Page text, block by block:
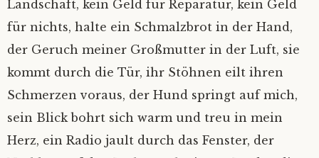
Landschaft, kein Geld für Reparatur, kein Geld
für nichts, halte ein Schmalzbrot in der Hand,
der Geruch meiner Großmutter in der Luft, sie
kommt durch die Tür, ihr Stöhnen eilt ihren
Schmerzen voraus, der Hund springt auf mich,
sein Blick bohrt sich warm und treu in mein
Herz, ein Radio jault durch das Fenster, der